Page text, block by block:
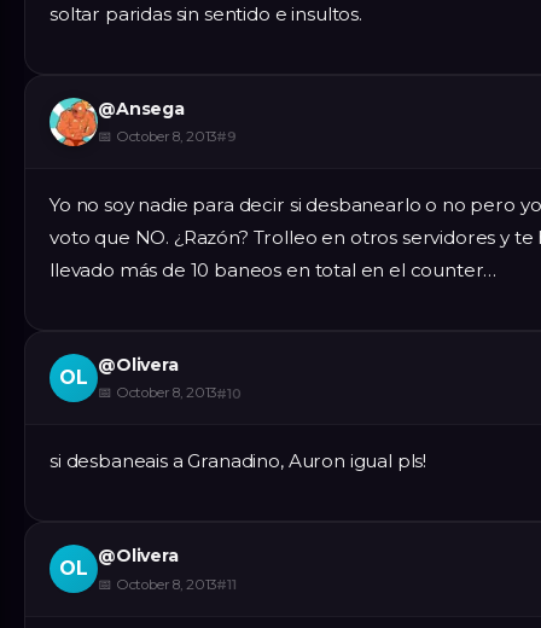
soltar paridas sin sentido e insultos.
@Ansega
📅 October 8, 2013#9
Yo no soy nadie para decir si desbanearlo o no pero yo
voto que NO. ¿Razón? Trolleo en otros servidores y te
llevado más de 10 baneos en total en el counter…
OL
@Olivera
📅 October 8, 2013#10
si desbaneais a Granadino, Auron igual pls!
OL
@Olivera
📅 October 8, 2013#11